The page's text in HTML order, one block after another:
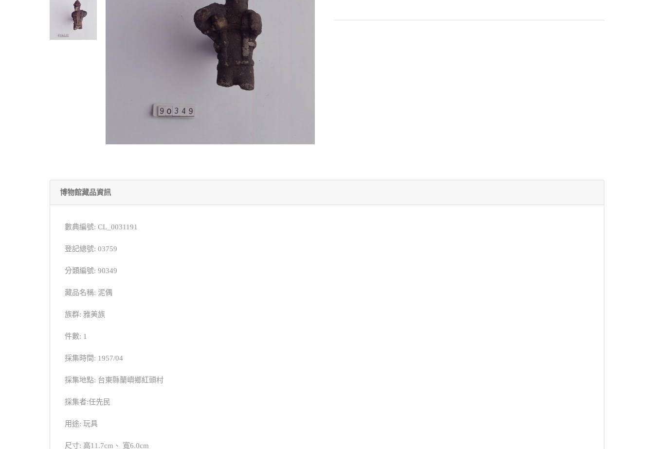
博物館藏品資訊
數典編號: CL_0031191
登記總號: 03759
分類編號: 90349
藏品名稱: 泥偶
族群: 雅美族
件數: 1
採集時間: 1957/04
採集地點: 台東縣蘭嶼鄉紅頭村
採集者:任先民
用途: 玩具
尺寸: 高11.7cm、 寬6.0cm